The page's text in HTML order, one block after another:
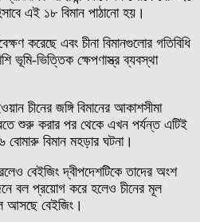
এই ১৮ বিমান পাঠানো হয়।
করেছে এবং চীনা বিমানগুলোর গতিবিধি
ভূমি-ভিত্তিক ক্ষেপণাস্ত্র ব্যবস্থা
চীনের জঙ্গি বিমানের আকাশসীমা
শুরু করার পর থেকে এখন পর্যন্ত এটিই
বোমারু বিমান মহড়ার ঘটনা।
বেইজিং দ্বীপদেশটিকে তাদের অংশ
বল প্রয়োগ করে হলেও চীনের মূল
আসছে বেইজিং।